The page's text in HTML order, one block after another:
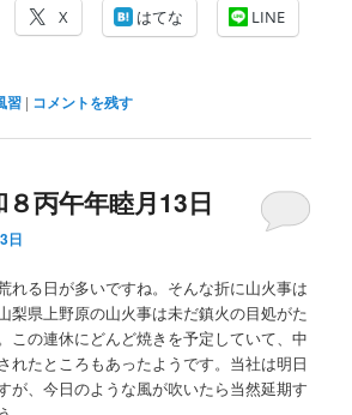
X はてな LINE
習 | コメントを残す
丙午年睦月13日
日
れる日が多いですね。そんな折に山火事は
梨県上野原の山火事は未だ鎮火の目処がた
この連休にどんど焼きを予定していて、中
れたところもあったようです。当社は明日
が、今日のような風が吹いたら当然延期す